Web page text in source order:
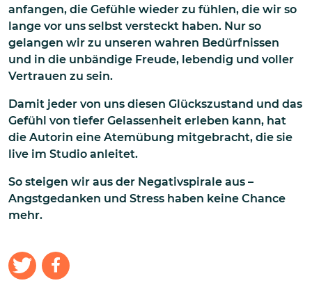
anfangen, die Gefühle wieder zu fühlen, die wir so
lange vor uns selbst versteckt haben. Nur so
gelangen wir zu unseren wahren Bedürfnissen
und in die unbändige Freude, lebendig und voller
Vertrauen zu sein.
Damit jeder von uns diesen Glückszustand und das
Gefühl von tiefer Gelassenheit erleben kann, hat
die Autorin eine Atemübung mitgebracht, die sie
live im Studio anleitet.
So steigen wir aus der Negativspirale aus –
Angstgedanken und Stress haben keine Chance
mehr.